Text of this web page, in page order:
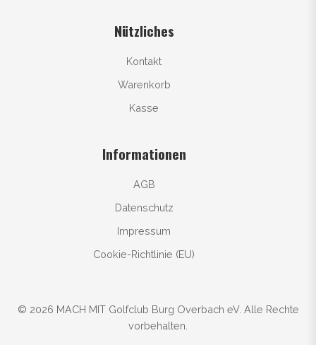
Nützliches
Kontakt
Warenkorb
Kasse
Informationen
AGB
Datenschutz
Impressum
Cookie-Richtlinie (EU)
© 2026 MACH MIT Golfclub Burg Overbach eV. Alle Rechte
vorbehalten.